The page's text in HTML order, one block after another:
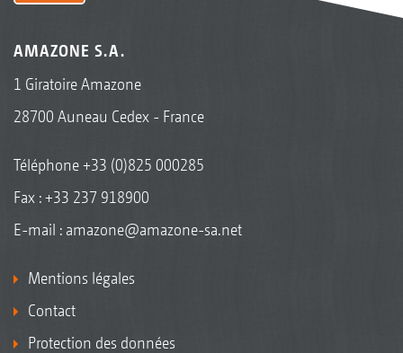
AMAZONE S.A.
1 Giratoire Amazone
28700 Auneau Cedex - France
Téléphone+33 (0)825 000285
Fax : +33 237 918900
E-mail : amazone@amazone-sa.net
Mentions légales
Contact
Protection des données